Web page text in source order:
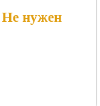
Не нужен